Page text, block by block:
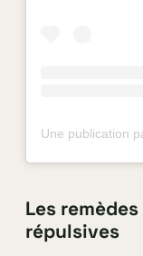
Les
répulsives